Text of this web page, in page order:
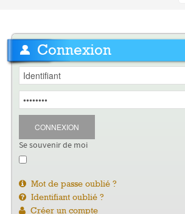
Connexion
CONNEXION
Se souvenir de moi
Mot de passe oublié ?
Identifiant oublié ?
Créer un compte